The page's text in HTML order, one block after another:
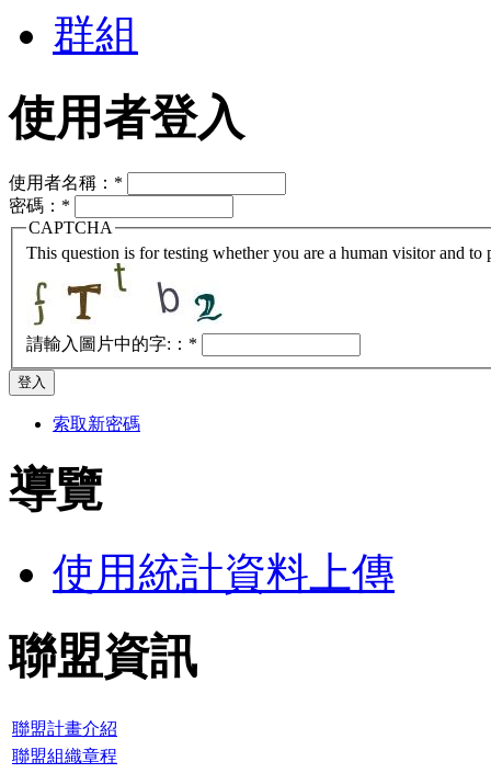
群組
使用者登入
使用者名稱： *
密碼： *
CAPTCHA
This question is for testing whether you are a human visitor and to
請輸入圖片中的字:： *
索取新密碼
導覽
使用統計資料上傳
聯盟資訊
聯盟計畫介紹
聯盟組織章程